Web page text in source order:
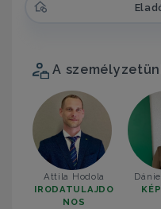
A
Attila Hodola
IRODATULAJDO
NOS